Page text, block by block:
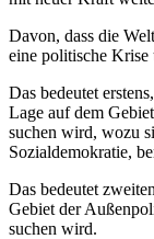
Davon, dass die
eine politische Krise
Das bedeutet
Lage auf dem
suchen wird, wozu
Sozialdemokratie,
Das bedeutet
Gebiet der
suchen wird.